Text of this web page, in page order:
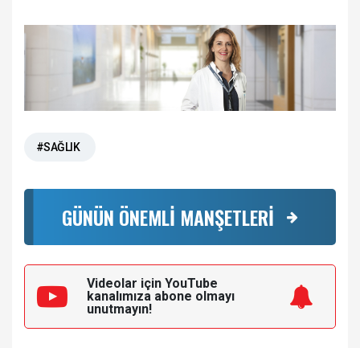
#SAĞLIK
GÜNÜN ÖNEMLİ MANŞETLERİ
Videolar için YouTube
kanalımıza abone olmayı
unutmayın!